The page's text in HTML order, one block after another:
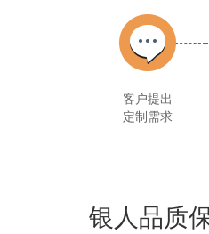
客户提出
定制需求
银人品质